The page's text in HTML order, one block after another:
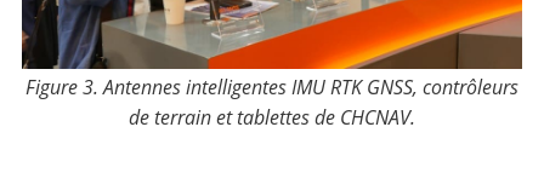
Figure 3. Antennes intelligentes IMU RTK GNSS, contrôleurs
de terrain et tablettes de CHCNAV.